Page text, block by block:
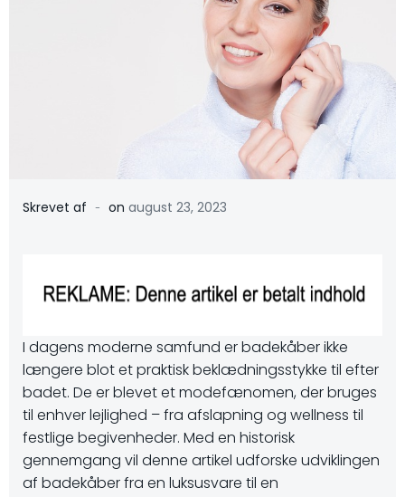
Skrevet af - on august 23, 2023
I dagens moderne samfund er badekåber ikke
længere blot et praktisk beklædningsstykke til efter
badet. De er blevet et modefænomen, der bruges
til enhver lejlighed – fra afslapning og wellness til
festlige begivenheder. Med en historisk
gennemgang vil denne artikel udforske udviklingen
af badekåber fra en luksusvare til en